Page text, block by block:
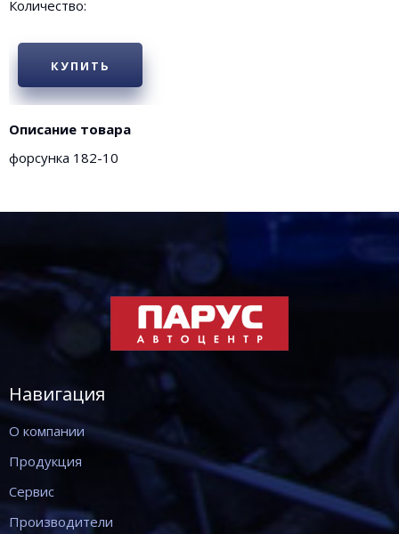
Количество:
КУПИТЬ
Описание товара
форсунка 182-10
Навигация
О компании
Продукция
Сервис
Производители